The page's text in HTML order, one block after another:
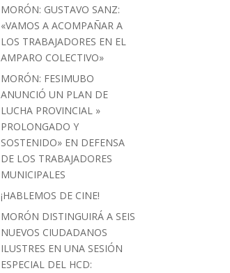
MORÓN: GUSTAVO SANZ:
«VAMOS A ACOMPAÑAR A
LOS TRABAJADORES EN EL
AMPARO COLECTIVO»
MORÓN: FESIMUBO
ANUNCIÓ UN PLAN DE
LUCHA PROVINCIAL »
PROLONGADO Y
SOSTENIDO» EN DEFENSA
DE LOS TRABAJADORES
MUNICIPALES
¡HABLEMOS DE CINE!
MORÓN DISTINGUIRÁ A SEIS
NUEVOS CIUDADANOS
ILUSTRES EN UNA SESIÓN
ESPECIAL DEL HCD: